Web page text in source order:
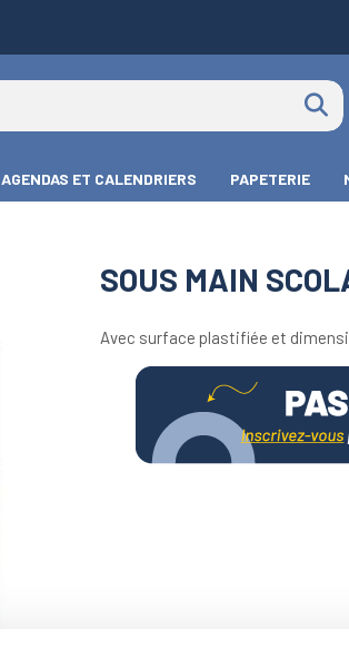
AGENDAS ET CALENDRIERS PAPETERIE
SOUS MAIN
Avec surface plastifiée et